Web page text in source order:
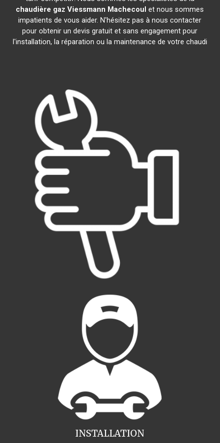
chaudière gaz Viessmann Machecoul et nous sommes
impatients de vous aider. N'hésitez pas à nous contacter
pour obtenir un devis gratuit et sans engagement pour
l'installation, la réparation ou la maintenance de votre chaudi
INSTALLATION